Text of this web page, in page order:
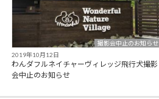
撮影会中止のお知らせ
2019年10月12日
わんダフルネイチャーヴィレッジ飛行犬撮影
会中止のお知らせ